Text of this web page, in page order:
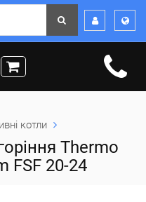
котли
Thermo
FSF 20-24